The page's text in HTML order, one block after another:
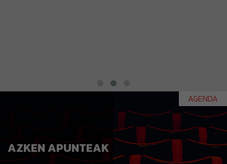
AGENDA
AZKEN APUNTEAK